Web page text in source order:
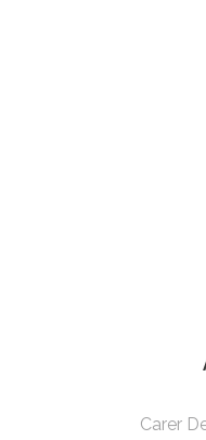
Carer